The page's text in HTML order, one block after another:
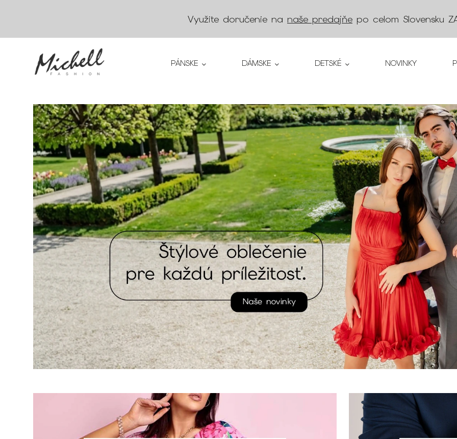
Využite doručenie na naše predajňe po celom Slovensku
PÁNSKE DÁMSKE DETSKÉ NOVINKY